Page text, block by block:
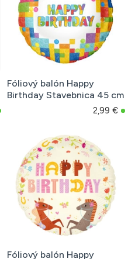
Fóliový balón Happy
Birthday Stavebnica 45 cm
2,99 €
Fóliový balón Happy